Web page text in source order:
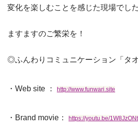
変化を楽しむことを感じた現場でした
ますますのご繁栄を！
◎ふんわりコミュニケーション「タオ
・Web site ： http://www.funwari.site
・Brand movie： https://youtu.be/